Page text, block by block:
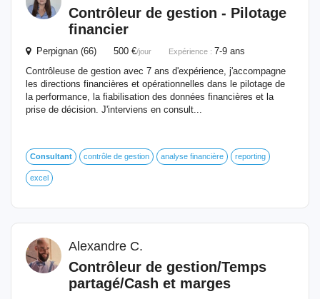
Contrôleur de gestion - Pilotage
financier
Perpignan (66) 500 €/jour Expérience : 7-9 ans
Contrôleuse de gestion avec 7 ans d'expérience, j'accompagne
les directions financières et opérationnelles dans le pilotage de
la performance, la fiabilisation des données financières et la
prise de décision. J'interviens en consult...
Consultant contrôle de gestion analyse financière reporting
excel
Alexandre C.
Contrôleur de gestion/Temps
partagé/Cash et marges